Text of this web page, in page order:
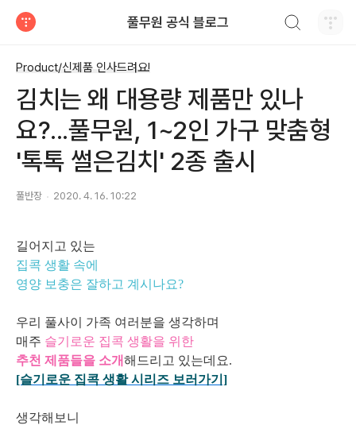
풀무원 공식 블로그
Product/신제품 인사드려요!
김치는 왜 대용량 제품만 있나
요?...풀무원, 1~2인 가구 맞춤형
'톡톡 썰은김치' 2종 출시
풀반장 2020. 4. 16. 10:22
길어지고 있는
집콕 생활 속에
영양 보충은 잘하고 계시나요?
우리 풀사이 가족 여러분을 생각하며
매주 슬기로운 집콕 생활을 위한
추천 제품들을 소개해드리고 있는데요.
[슬기로운 집콕 생활 시리즈 보러가기]
생각해보니